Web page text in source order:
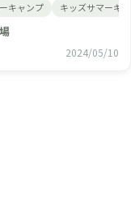
〜25日（木）◆8月
今年はどんな３泊
も楽しみにしてい
キャンプ キッズサマーキャ
2024/05/10